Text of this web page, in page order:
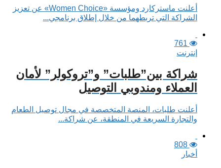
أعلنت ماستركارد ومؤسسة «Women Choice» عن تعزيز
الشراكة التي تربطهما من خلال إطلاق برنامجي...
761
إنترنت
شراكة بين”طلبات” و”تروكولر” لأمان
العملاء ومندوبي التوصيل
أعلنت طلبات، المنصة المتخصصة في مجال توصيل الطعام
والتجارة السريعة في المنطقة، عن شراكة...
808
أخبار